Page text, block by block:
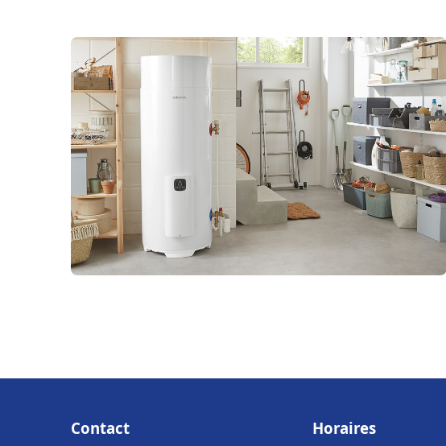
Contact Horaires